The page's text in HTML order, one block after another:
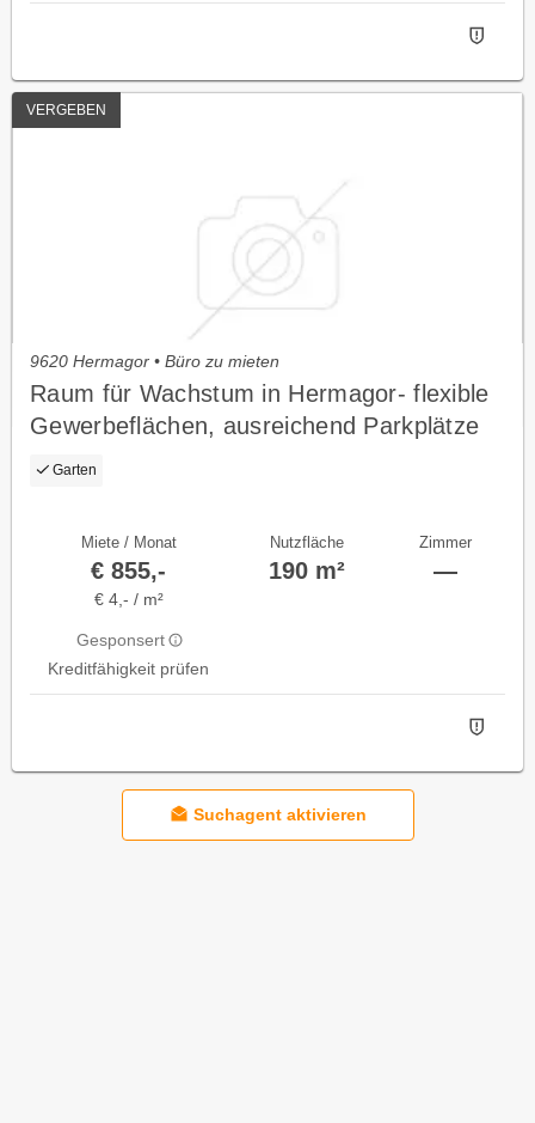
VERGEBEN
9620 Hermagor • Büro zu mieten
Raum für Wachstum in Hermagor- flexible
Gewerbeflächen, ausreichend Parkplätze
und Erweiterungspotenzial
Garten
Miete / Monat
€ 855,-
€ 4,- / m²
Gesponsert
Kreditfähigkeit prüfen
Nutzfläche
190 m²
Zimmer
—
Suchagent aktivieren